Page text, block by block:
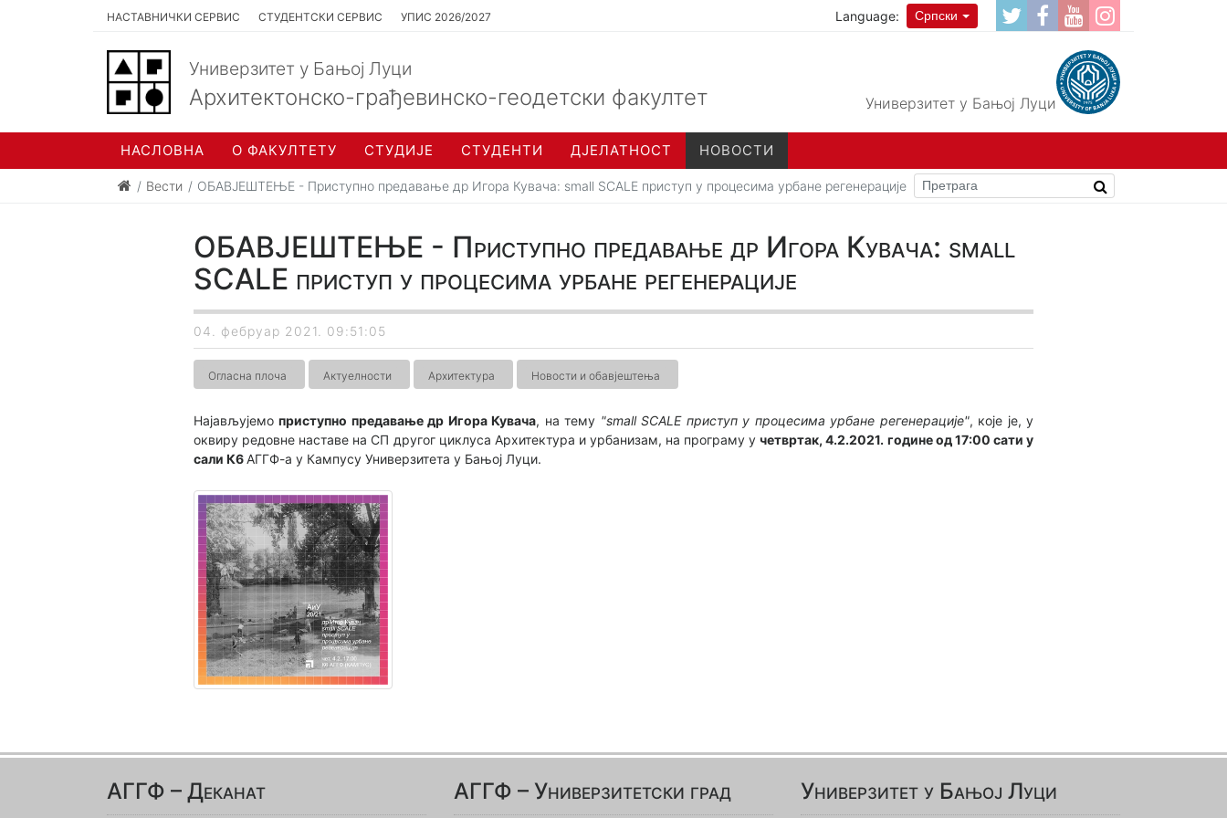
НАСТАВНИЧКИ СЕРВИС СТУДЕНТСКИ СЕРВИС УПИС 2026/2027 Language: Српски
Универзитет у Бањој Луци
Архитектонско-грађевинско-геодетски факултет Универзитет у Бањој Луци
НАСЛОВНА О ФАКУЛТЕТУ СТУДИЈЕ СТУДЕНТИ ДЈЕЛАТНОСТ НОВОСТИ
Вести ОБАВЈЕШТЕЊЕ - Приступно предавање др Игора Кувача: small SCALE приступ у процесима урбане регенерације
ОБАВЈЕШТЕЊЕ - Приступно предавање др Игора Кувача: small
SCALE приступ у процесима урбане регенерације
04. фебруар 2021. 09:51:05
Огласна плоча Актуелности Архитектура Новости и обавјештења
Најављујемоприступно предавање др Игора Кувача, на тему "small SCALE приступ у процесима урбане регенерације", које је, у
оквиру редовне наставе на СП другог циклуса Архитектура и урбанизам, на програму учетвртак, 4.2.2021. године од 17:00 сати у
сали К6АГГФ-а у Кампусу Универзитета у Бањој Луци.
АГГФ – Деканат АГГФ – Универзитетски град Универзитет у Бањој Луци